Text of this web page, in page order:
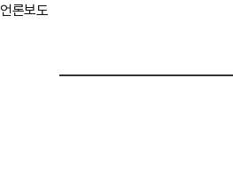
언론보도